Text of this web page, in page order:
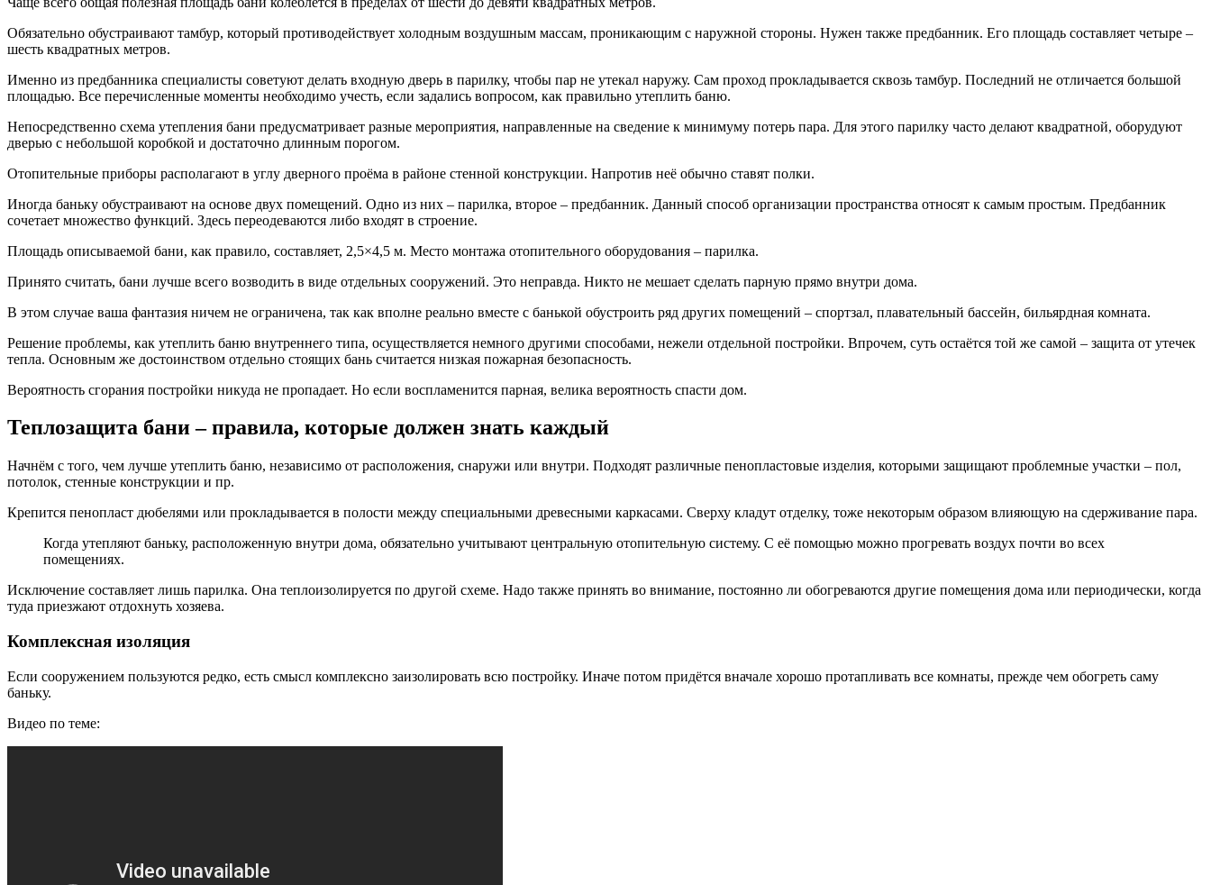
Обязательно обустраивают тамбур, который противодействует холодным воздушным массам, проникающим с наружной стороны. Нужен также предбанник. Его площадь составляет четыре –
шесть квадратных метров.
Именно из предбанника специалисты советуют делать входную дверь в парилку, чтобы пар не утекал наружу. Сам проход прокладывается сквозь тамбур. Последний не отличается большой
площадью. Все перечисленные моменты необходимо учесть, если задались вопросом, как правильно утеплить баню.
Непосредственно схема утепления бани предусматривает разные мероприятия, направленные на сведение к минимуму потерь пара. Для этого парилку часто делают квадратной, оборудуют
дверью с небольшой коробкой и достаточно длинным порогом.
Отопительные приборы располагают в углу дверного проёма в районе стенной конструкции. Напротив неё обычно ставят полки.
Иногда баньку обустраивают на основе двух помещений. Одно из них – парилка, второе – предбанник. Данный способ организации пространства относят к самым простым. Предбанник
сочетает множество функций. Здесь переодеваются либо входят в строение.
Площадь описываемой бани, как правило, составляет, 2,5×4,5 м. Место монтажа отопительного оборудования – парилка.
Принято считать, бани лучше всего возводить в виде отдельных сооружений. Это неправда. Никто не мешает сделать парную прямо внутри дома.
В этом случае ваша фантазия ничем не ограничена, так как вполне реально вместе с банькой обустроить ряд других помещений – спортзал, плавательный бассейн, бильярдная комната.
Решение проблемы, как утеплить баню внутреннего типа, осуществляется немного другими способами, нежели отдельной постройки. Впрочем, суть остаётся той же самой – защита от утечек
тепла. Основным же достоинством отдельно стоящих бань считается низкая пожарная безопасность.
Вероятность сгорания постройки никуда не пропадает. Но если воспламенится парная, велика вероятность спасти дом.
Теплозащита бани – правила, которые должен знать каждый
Начнём с того, чем лучше утеплить баню, независимо от расположения, снаружи или внутри. Подходят различные пенопластовые изделия, которыми защищают проблемные участки – пол,
потолок, стенные конструкции и пр.
Крепится пенопласт дюбелями или прокладывается в полости между специальными древесными каркасами. Сверху кладут отделку, тоже некоторым образом влияющую на сдерживание пара.
Когда утепляют баньку, расположенную внутри дома, обязательно учитывают центральную отопительную систему. С её помощью можно прогревать воздух почти во всех
помещениях.
Исключение составляет лишь парилка. Она теплоизолируется по другой схеме. Надо также принять во внимание, постоянно ли обогреваются другие помещения дома или периодически, когда
туда приезжают отдохнуть хозяева.
Комплексная изоляция
Если сооружением пользуются редко, есть смысл комплексно заизолировать всю постройку. Иначе потом придётся вначале хорошо протапливать все комнаты, прежде чем обогреть саму
баньку.
Видео по теме: